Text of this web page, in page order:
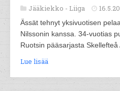
Jääkiekko - Liiga
Ässät tehnyt yksivuotisen
Nilssonin kanssa. 34-vuotias
Ruotsin pääsarjasta Skellefteå
Lue lisää